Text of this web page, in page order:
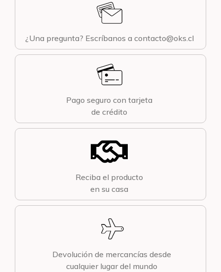
¿Una pregunta? Escríbanos a contacto@oks.cl
Pago seguro con tarjeta
de crédito
Reciba el producto
en su casa
Devolución de mercancías desde
cualquier lugar del mundo